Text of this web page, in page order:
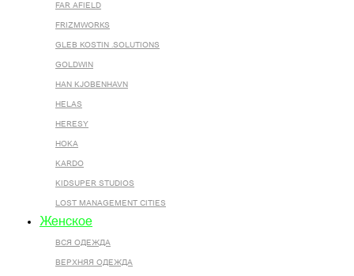
FAR AFIELD
FRIZMWORKS
GLEB KOSTIN .SOLUTIONS
GOLDWIN
HAN KJOBENHAVN
HELAS
HERESY
HOKA
KARDO
KIDSUPER STUDIOS
LOST MANAGEMENT CITIES
Женское
ВСЯ ОДЕЖДА
ВЕРХНЯЯ ОДЕЖДА